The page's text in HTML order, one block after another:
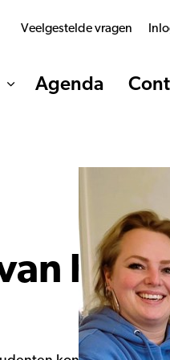
Agenda
Veelgestelde vragen
het